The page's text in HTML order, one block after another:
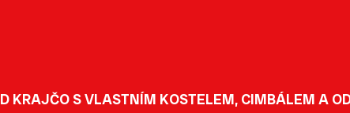
KRAJČO S VLASTNÍM KOSTELEM, CIMBÁLEM A